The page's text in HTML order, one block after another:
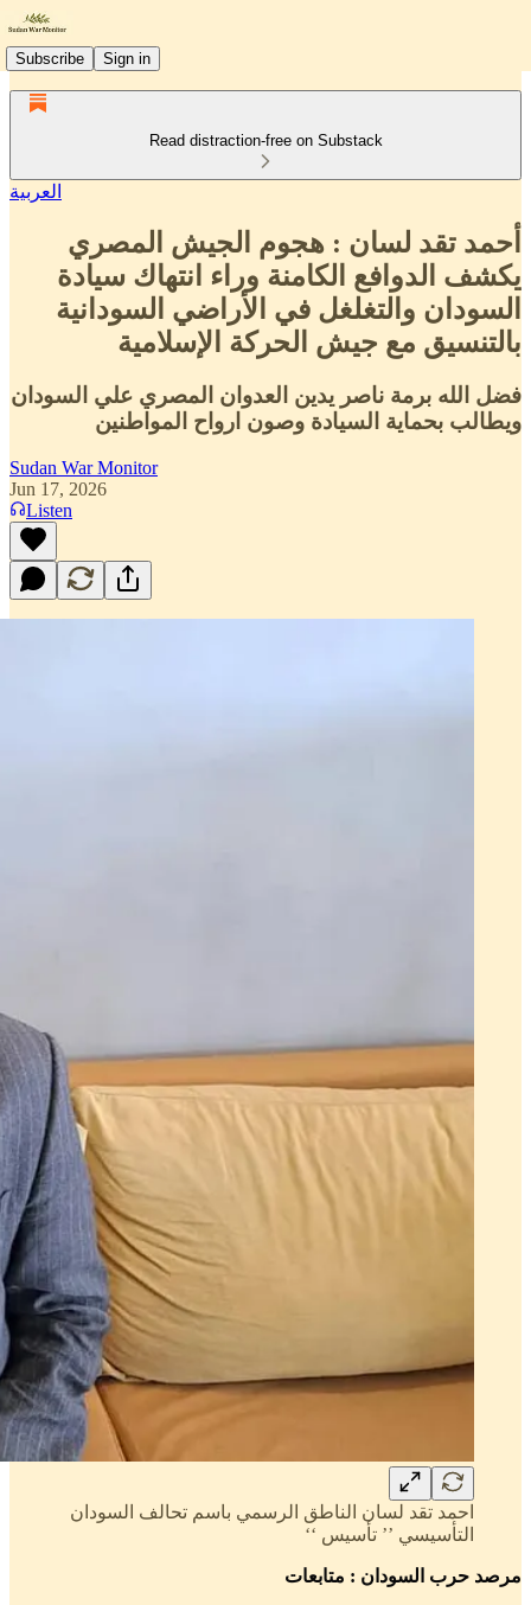
Subscribe Sign in
Read distraction-free on Substack
العربية
أحمد تقد لسان : هجوم الجيش المصري
يكشف الدوافع الكامنة وراء انتهاك سيادة
السودان والتغلغل في الأراضي السودانية
بالتنسيق مع جيش الحركة الإسلامية
فضل الله برمة ناصر يدين العدوان المصري علي السودان
ويطالب بحماية السيادة وصون ارواح المواطنين
Sudan War Monitor
Jun 17, 2026
Listen
احمد تقد لسان الناطق الرسمي باسم تحالف السودان
التأسيسي ’’ تأسيس ‘‘
مرصد حرب السودان : متابعات